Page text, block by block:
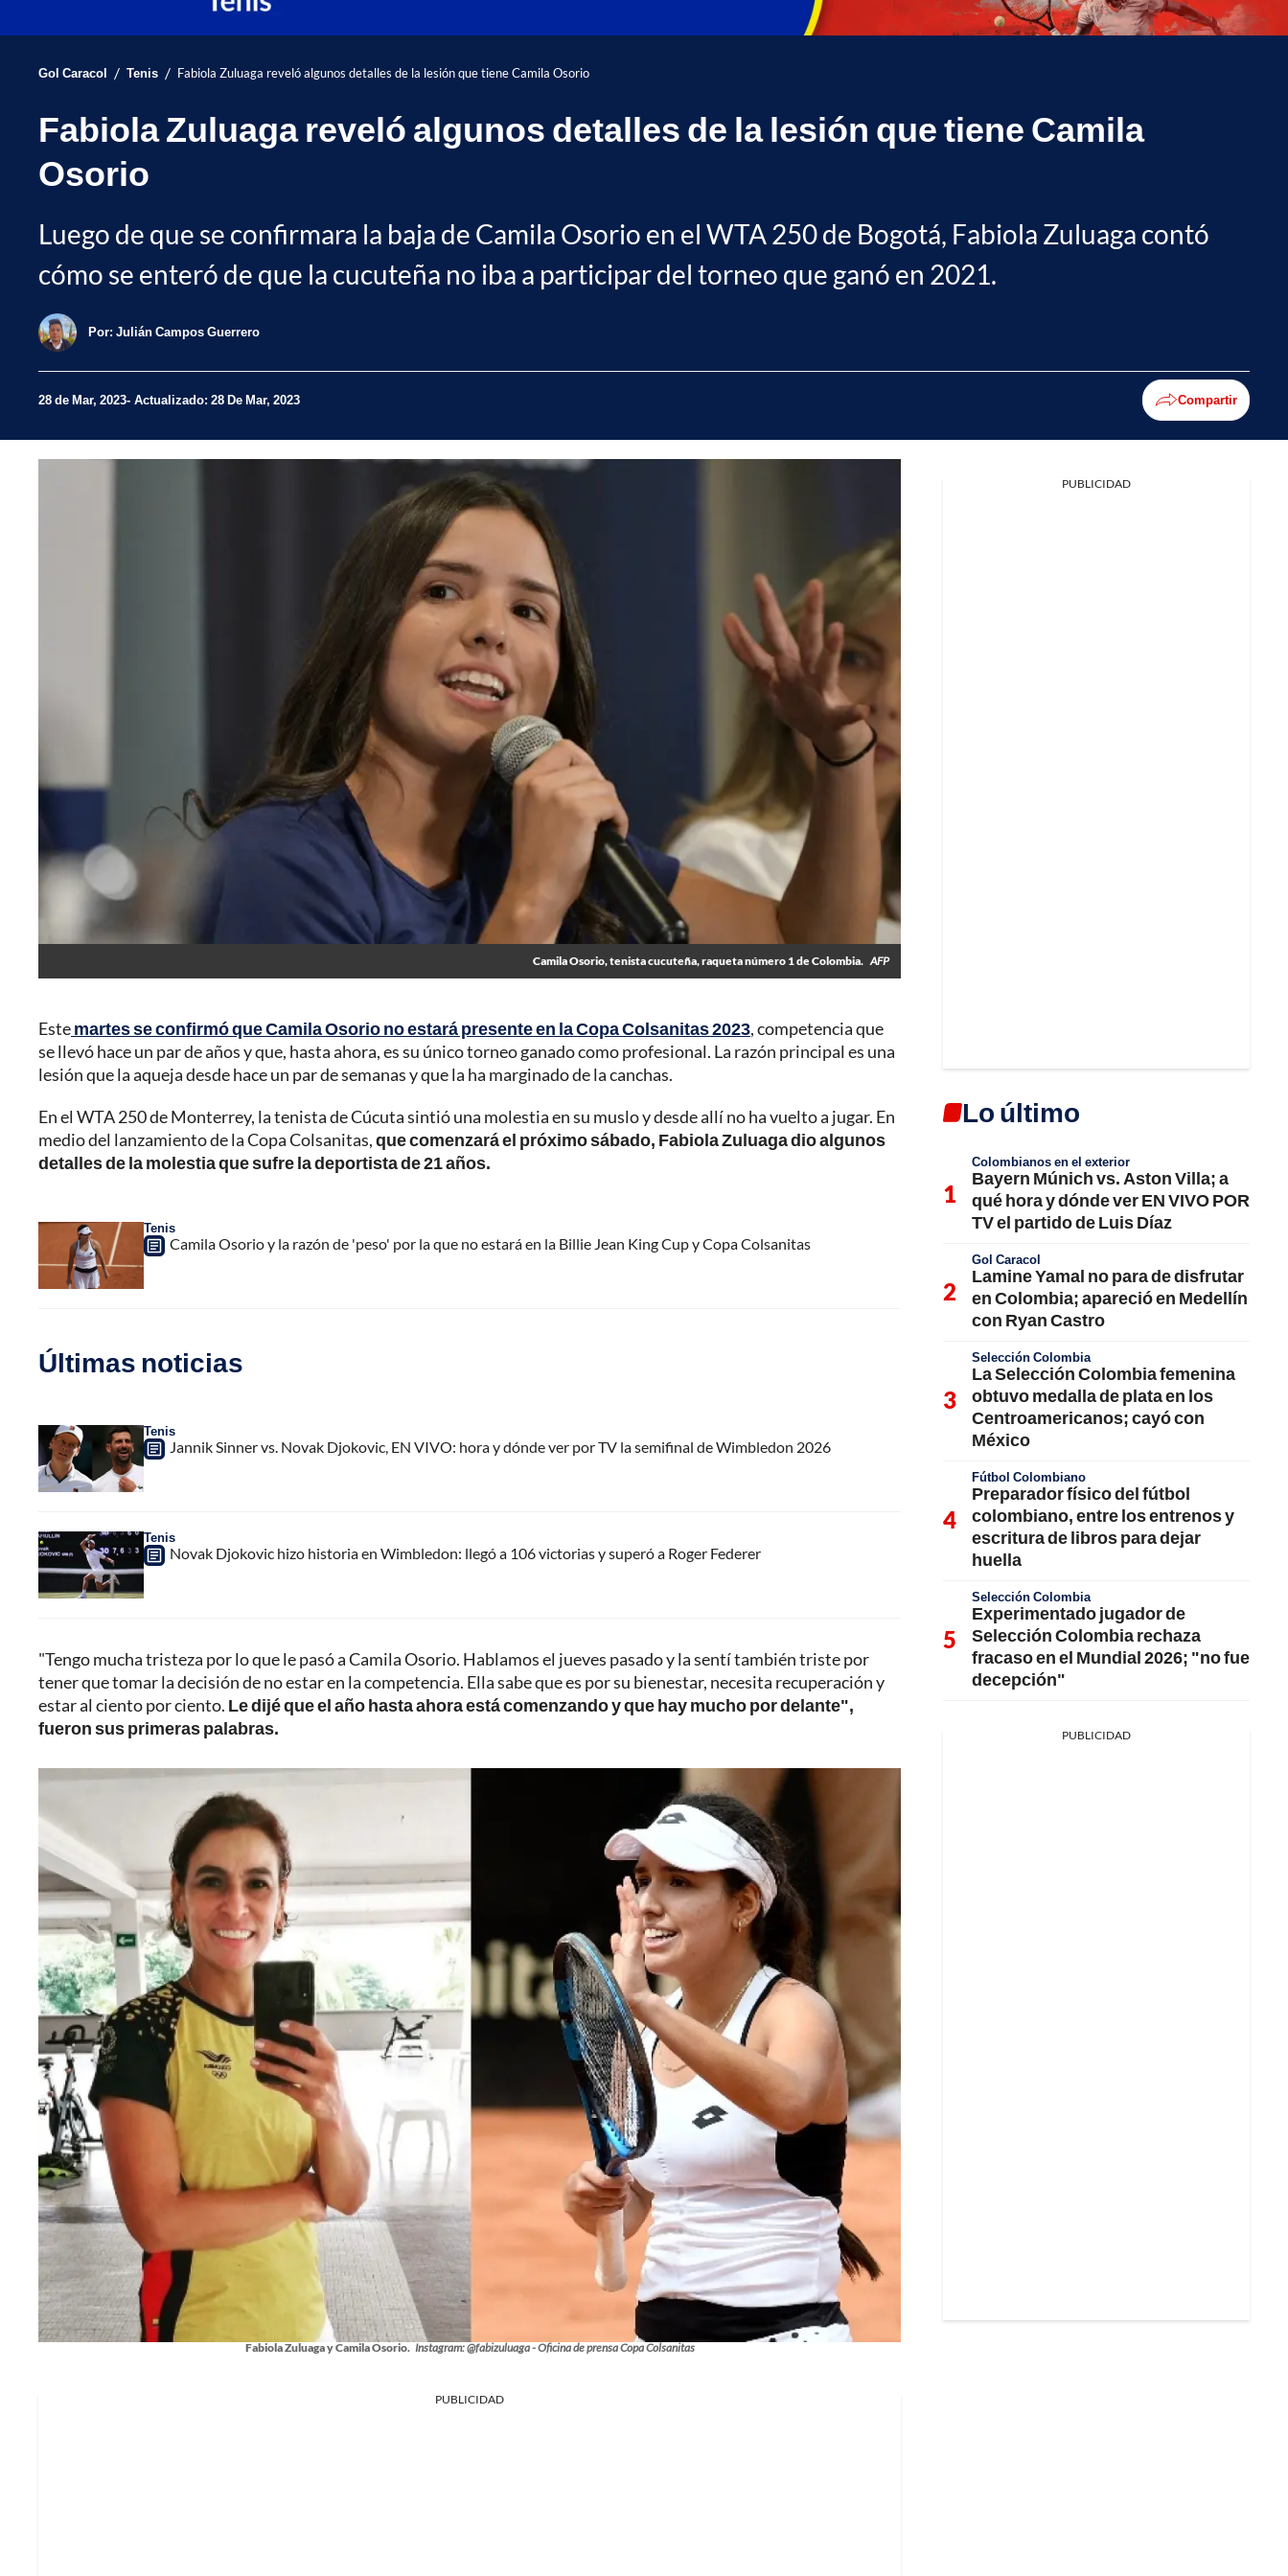
Gol Caracol / Tenis / Fabiola Zuluaga reveló algunos detalles de la lesión que tiene Camila Osorio
Fabiola Zuluaga reveló algunos detalles de la lesión que tiene Camila
Osorio
Luego de que se confirmara la baja de Camila Osorio en el WTA 250 de Bogotá, Fabiola Zuluaga contó
cómo se enteró de que la cucuteña no iba a participar del torneo que ganó en 2021.
Por: Julián Campos Guerrero
28 de Mar, 2023 Actualizado: 28 De Mar, 2023 Compartir
Camila Osorio, tenista cucuteña, raqueta número 1 de Colombia. AFP
Estemartes se confirmó que Camila Osorio no estará presente en la Copa Colsanitas 2023, competencia que
se llevó hace un par de años y que, hasta ahora, es su único torneo ganado como profesional. La razón principal es una
lesión que la aqueja desde hace un par de semanas y que la ha marginado de la canchas.
En el WTA 250 de Monterrey, la tenista de Cúcuta sintió una molestia en su muslo y desde allí no ha vuelto a jugar. En
medio del lanzamiento de la Copa Colsanitas,que comenzará el próximo sábado, Fabiola Zuluaga dio algunos
detalles de la molestia que sufre la deportista de 21 años.
Tenis
Camila Osorio y la razón de 'peso' por la que no estará en la Billie Jean King Cup y Copa Colsanitas
Últimas noticias
Tenis
Jannik Sinner vs. Novak Djokovic, EN VIVO: hora y dónde ver por TV la semifinal de Wimbledon 2026
Tenis
Novak Djokovic hizo historia en Wimbledon: llegó a 106 victorias y superó a Roger Federer
"Tengo mucha tristeza por lo que le pasó a Camila Osorio. Hablamos el jueves pasado y la sentí también triste por
tener que tomar la decisión de no estar en la competencia. Ella sabe que es por su bienestar, necesita recuperación y
estar al ciento por ciento. Le dijé que el año hasta ahora está comenzando y que hay mucho por delante",
fueron sus primeras palabras.
Fabiola Zuluaga y Camila Osorio. Instagram: @fabizuluaga - Oficina de prensa Copa Colsanitas
PUBLICIDAD
PUBLICIDAD
Lo último
Colombianos en el exterior
Bayern Múnich vs. Aston Villa; a
qué hora y dónde ver EN VIVO POR
TV el partido de Luis Díaz
Gol Caracol
Lamine Yamal no para de disfrutar
en Colombia; apareció en Medellín
con Ryan Castro
Selección Colombia
La Selección Colombia femenina
obtuvo medalla de plata en los
Centroamericanos; cayó con
México
Fútbol Colombiano
Preparador físico del fútbol
colombiano, entre los entrenos y
escritura de libros para dejar
huella
Selección Colombia
Experimentado jugador de
Selección Colombia rechaza
fracaso en el Mundial 2026; "no fue
decepción"
PUBLICIDAD